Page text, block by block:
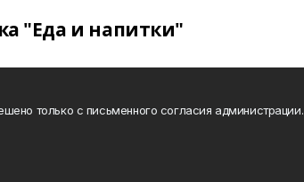
"Еда и напитки"
только с письменного согласия администрации.